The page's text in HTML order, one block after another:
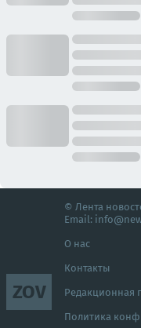
ZOV
© Лента
Email:
О нас
Контакты
Редакционная
Политика